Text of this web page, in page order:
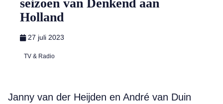
seizoen van Denkend aan
Holland
27 juli 2023
TV & Radio
Janny van der Heijden en André van Duin